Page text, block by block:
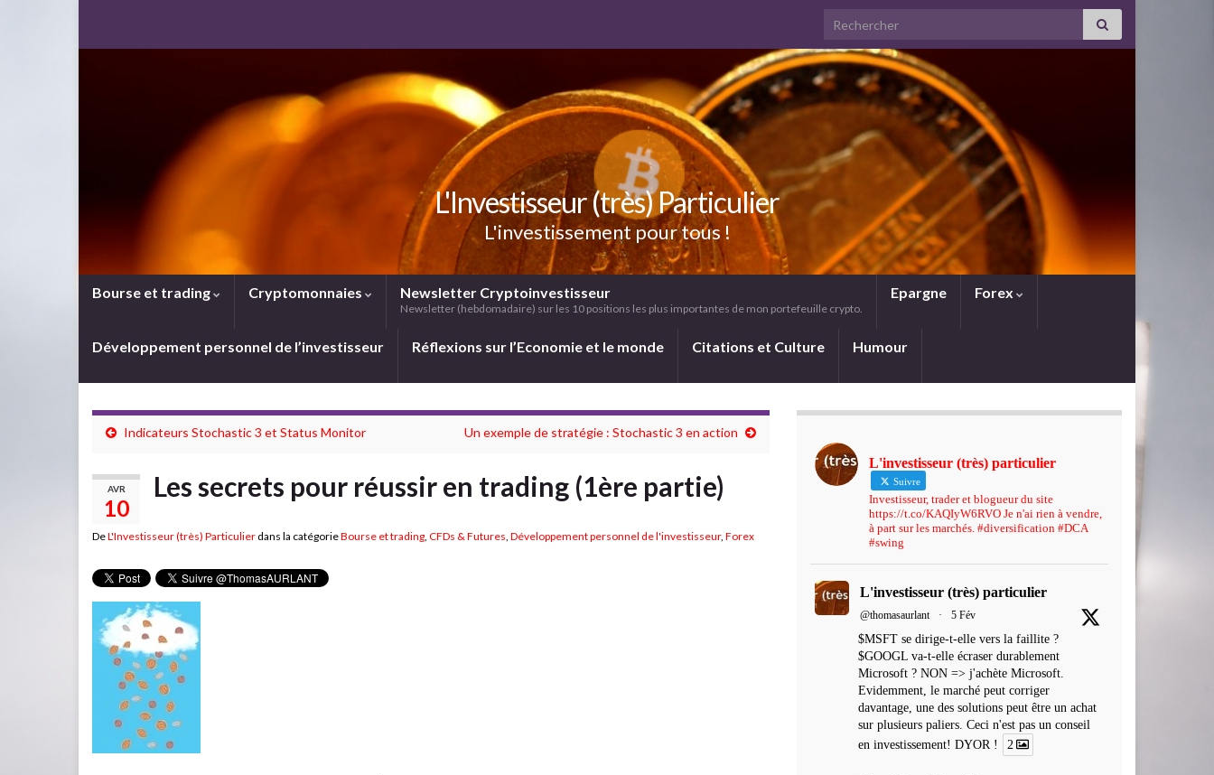
Search for:
L'Investisseur (très) Particulier
L'investissement pour tous !
Bourse et trading Cryptomonnaies Newsletter Cryptoinvestisseur
Newsletter (hebdomadaire) sur les 10 positions les plus importantes de mon portefeuille crypto.
Epargne Forex
Développement personnel de l’investisseur Réflexions sur l’Economie et le monde Citations et Culture Humour
Indicateurs Stochastic 3 et Status Monitor Un exemple de stratégie : Stochastic 3 en action
AVR
10
Les secrets pour réussir en trading (1ère partie)
DeL'Investisseur (très) Particulier dans la catégorieBourse et trading, CFDs & Futures, Développement personnel de l'investisseur, Forex
L'investisseur (très) particulier
Suivre
Investisseur, trader et blogueur du site
https://t.co/KAQIyW6RVO Je n'ai rien à vendre,
à part sur les marchés. #diversification #DCA
#swing
L'investisseur (très) particulier
@thomasaurlant · 5 Fév
$MSFT se dirige-t-elle vers la faillite ?
$GOOGL va-t-elle écraser durablement
Microsoft ? NON => j'achète Microsoft.
Evidemment, le marché peut corriger
davantage, une des solutions peut être un achat
sur plusieurs paliers. Ceci n'est pas un conseil
en investissement! DYOR !
2